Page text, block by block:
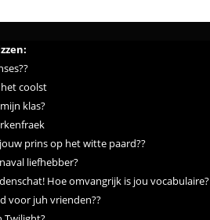
coolst
klas?
prins op het witte paard??
liefhebber?
Hoe omvangrijk is jou vocabulaire?
voor juh vrienden??